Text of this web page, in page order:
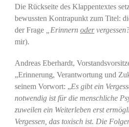
Die Rückseite des Klappentextes
bewussten Kontrapunkt zum Titel:
der Frage „Erinnern oder
mir).
Andreas Eberhardt,
„Erinnerung, Verantwortung und
seinem Vorwort: „Es gibt ein
notwendig ist für die menschliche
zuweilen ein Weiterleben erst
Vergessen, das toxisch ist. Die